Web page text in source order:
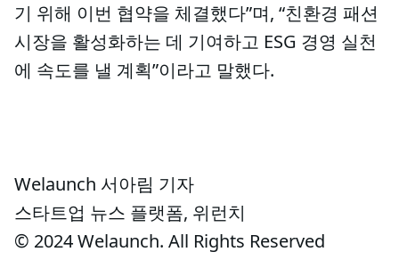
기 위해 이번 협약을 체결했다”며, “친환경 패션
시장을 활성화하는 데 기여하고 ESG 경영 실천
에 속도를 낼 계획”이라고 말했다.
Welaunch 서아림 기자
스타트업 뉴스 플랫폼, 위런치
© 2024 Welaunch. All Rights Reserved